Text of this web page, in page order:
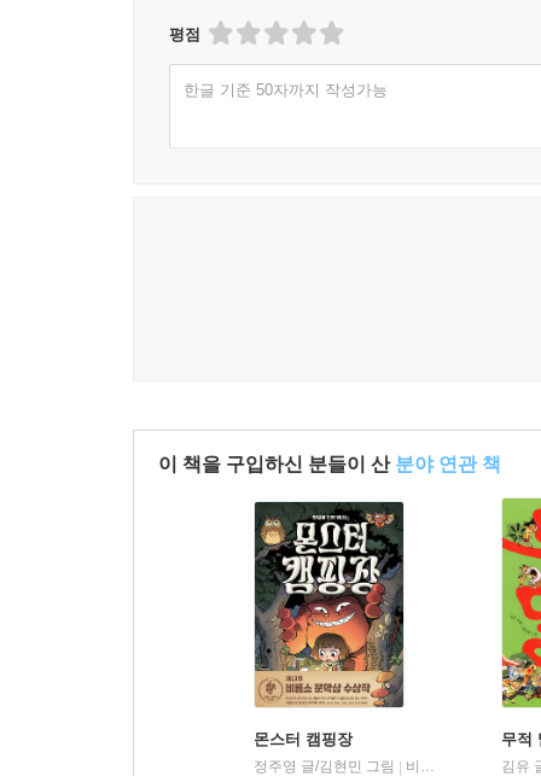
작가의 이야기는 앞으로도 꾸준히 계속될 듯해 보
평점
한글 기준 50자까지 작성가능
이 책을 구입하신 분들이 산 분야 연관 책
몬스터 캠핑장
정주영 글/김현민 그림
비룡소
무적
김유